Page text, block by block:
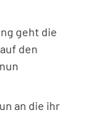
geht die
den
an die ihr